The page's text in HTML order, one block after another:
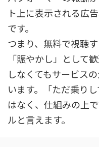
ト上に表示される広
です。
つまり、無料で視聴
「賑やかし」として
しなくてもサービス
います。「ただ乗り
はなく、仕組みの上
ルと言えます。